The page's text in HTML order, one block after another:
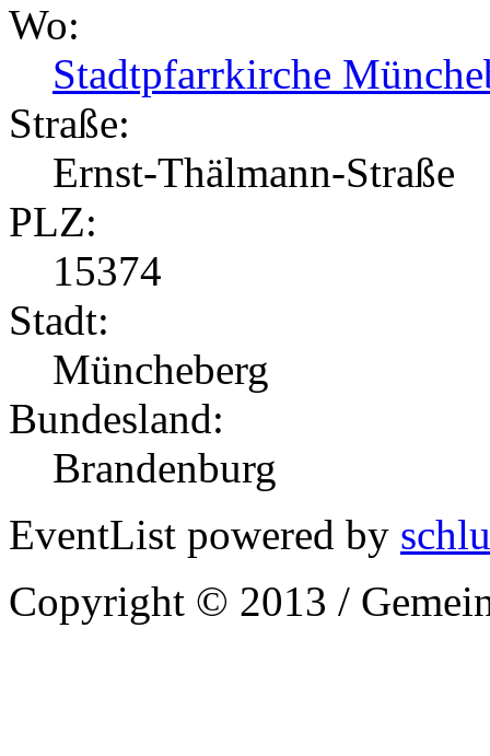
Wo:
Stadtpfarrkirche
Straße:
Ernst-Thälmann-Straße
PLZ:
15374
Stadt:
Müncheberg
Bundesland:
Brandenburg
EventList powered by
Copyright © 2013 /